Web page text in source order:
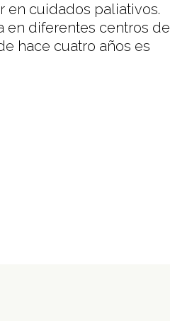
en cuidados paliativos.
en diferentes centros de
hace cuatro años es